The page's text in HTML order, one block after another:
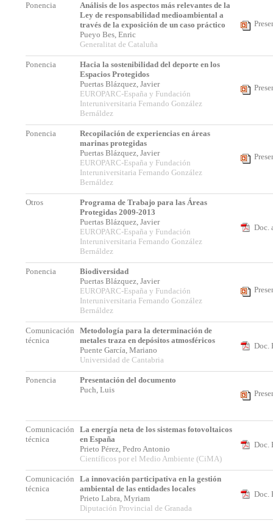
Ponencia
Análisis de los aspectos más relevantes de la
Ley de responsabilidad medioambiental a
través de la exposición de un caso práctico
Pueyo Bes, Enric
Generalitat de Cataluña
Ponencia
Hacia la sostenibilidad del deporte en los
Espacios Protegidos
Puertas Blázquez, Javier
EUROPARC-España y Fundación
Interuniversitaria Fernando González
Bernáldez
Ponencia
Recopilación de experiencias en áreas
marinas protegidas
Puertas Blázquez, Javier
EUROPARC-España y Fundación
Interuniversitaria Fernando González
Bernáldez
Otros
Programa de Trabajo para las Áreas
Protegidas 2009-2013
Puertas Blázquez, Javier
EUROPARC-España y Fundación
Interuniversitaria Fernando González
Bernáldez
Doc.
Ponencia
Biodiversidad
Puertas Blázquez, Javier
EUROPARC-España y Fundación
Interuniversitaria Fernando González
Bernáldez
Comunicación
técnica
Metodología para la determinación de
metales traza en depósitos atmosféricos
Puente García, Mariano
Universidad de Cantabria
Doc.
Ponencia
Presentación del documento
Puch, Luis
Comunicación
técnica
La energía neta de los sistemas fotovoltaicos
en España
Prieto Pérez, Pedro Antonio
Científicos por el Medio Ambiente (CiMA)
Doc.
Comunicación
técnica
La innovación participativa en la gestión
ambiental de las entidades locales
Prieto Labra, Myriam
Diputación Provincial de Granada
Doc.